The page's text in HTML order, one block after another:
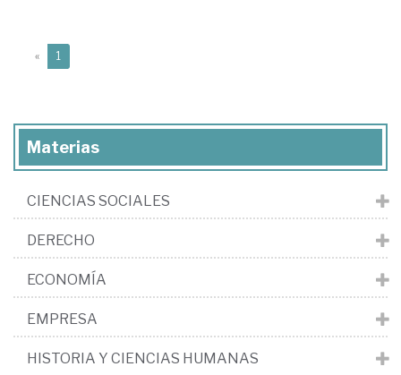
« 1
Materias
CIENCIAS SOCIALES
DERECHO
ECONOMÍA
EMPRESA
HISTORIA Y CIENCIAS HUMANAS